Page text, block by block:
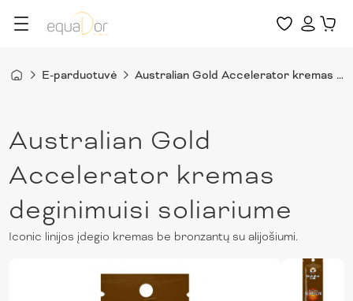
E-parduotuvė Australian Gold Accelerator kremas deginimuisi soliariume
Australian Gold
Accelerator kremas
deginimuisi soliariume
Iconic linijos įdegio kremas be bronzantų su alijošiumi.